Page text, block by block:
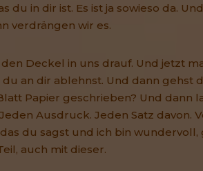
du in dir ist. Es ist ja sowieso da.
verdrängen wir es.
Deckel in uns drauf. Und jetzt
du an dir ablehnst. Und dann gehst
Papier geschrieben? Und dann
Ausdruck. Jeden Satz davon.
du sagst und ich bin wundervoll,
auch mit dieser.